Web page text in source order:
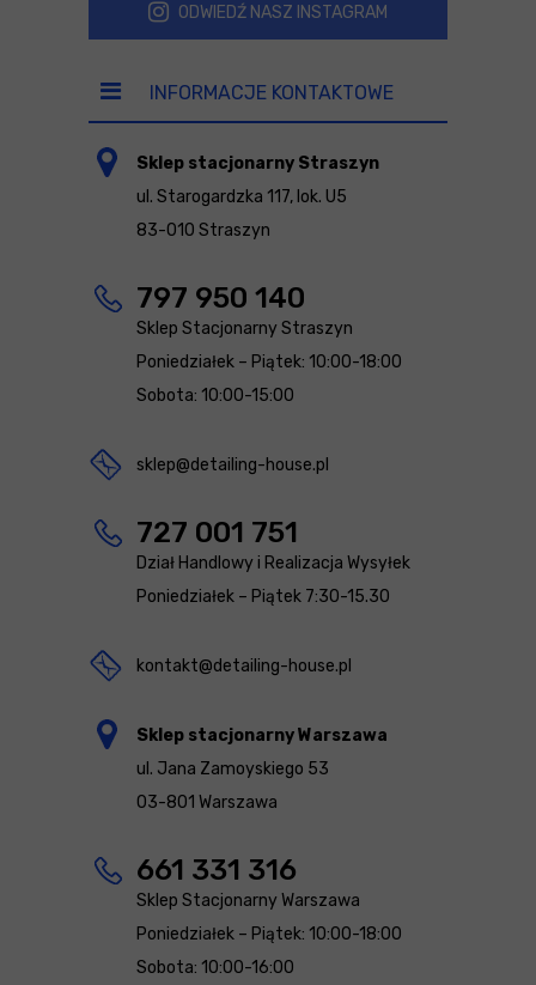
ODWIEDŹ NASZ INSTAGRAM
INFORMACJE KONTAKTOWE
Sklep stacjonarny Straszyn
ul. Starogardzka 117, lok. U5
83-010 Straszyn
797 950 140
Sklep Stacjonarny Straszyn
Poniedziałek – Piątek: 10:00-18:00
Sobota: 10:00-15:00
sklep@detailing-house.pl
727 001 751
Dział Handlowy i Realizacja Wysyłek
Poniedziałek – Piątek 7:30-15.30
kontakt@detailing-house.pl
Sklep stacjonarny Warszawa
ul. Jana Zamoyskiego 53
03-801 Warszawa
661 331 316
Sklep Stacjonarny Warszawa
Poniedziałek – Piątek: 10:00-18:00
Sobota: 10:00-16:00